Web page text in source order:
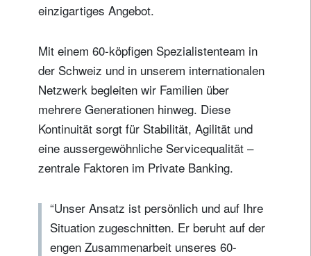
einzigartiges Angebot.
Mit einem 60-köpfigen Spezialistenteam in
der Schweiz und in unserem internationalen
Netzwerk begleiten wir Familien über
mehrere Generationen hinweg. Diese
Kontinuität sorgt für Stabilität, Agilität und
eine aussergewöhnliche Servicequalität –
zentrale Faktoren im Private Banking.
“Unser Ansatz ist persönlich und auf Ihre
Situation zugeschnitten. Er beruht auf der
engen Zusammenarbeit unseres 60-